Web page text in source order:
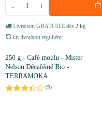
+
-
Livraison GRATUITE dès 2 kg
En livraison régulière
250 g - Café moulu - Mister
Nelson Décaféiné Bio -
TERRAMOKA
(5)